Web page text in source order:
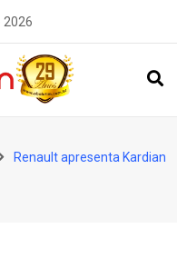
2026
Renault apresenta Kardian